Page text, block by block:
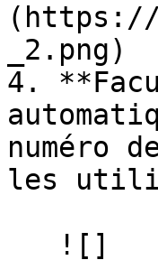
(https://
_2.png)
4.
numéro
les